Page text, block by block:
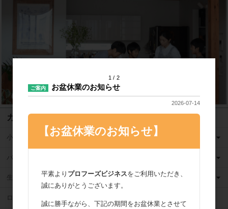
カテゴリ
小麦粉
バター
生クリーム
ロングライフ牛乳
1 2
ご案内 お盆休業のお知らせ
2026-07-14
【お盆休業のお知らせ】
平素より プロフーズビジネスをご利用いただき、
誠にありがとうございます。
誠に勝手ながら、下記の期間をお盆休業とさせて